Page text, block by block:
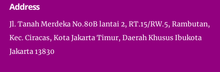
Address
Jl. Tanah Merdeka No.80B lantai 2, RT.15/RW.5, Rambutan,
Kec. Ciracas, Kota Jakarta Timur, Daerah Khusus Ibukota
Jakarta 13830